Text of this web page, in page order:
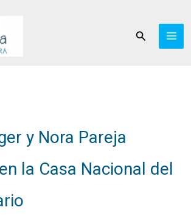
Buscar
y Nora Pareja
la Casa Nacional del